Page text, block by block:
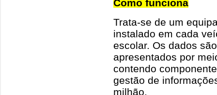
Como funciona
Trata-se de um
instalado em cada
escolar. Os dados
apresentados por
contendo
gestão de
milhão.